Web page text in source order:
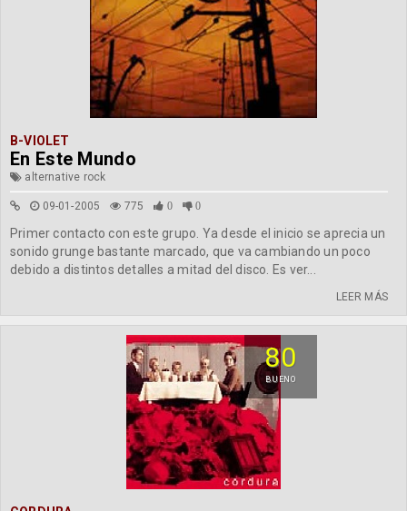
B-VIOLET
En Este Mundo
alternative rock
09-01-2005 775 0 0
Primer contacto con este grupo. Ya desde el inicio se aprecia un
sonido grunge bastante marcado, que va cambiando un poco
debido a distintos detalles a mitad del disco. Es ver...
LEER MÁS
80
BUENO